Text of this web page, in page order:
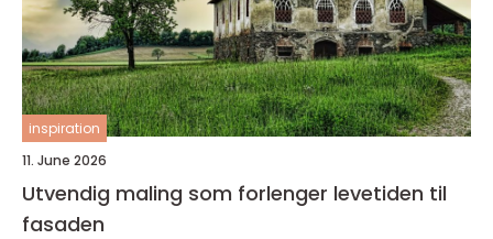
inspiration
11. June 2026
Utvendig maling som forlenger levetiden til
fasaden